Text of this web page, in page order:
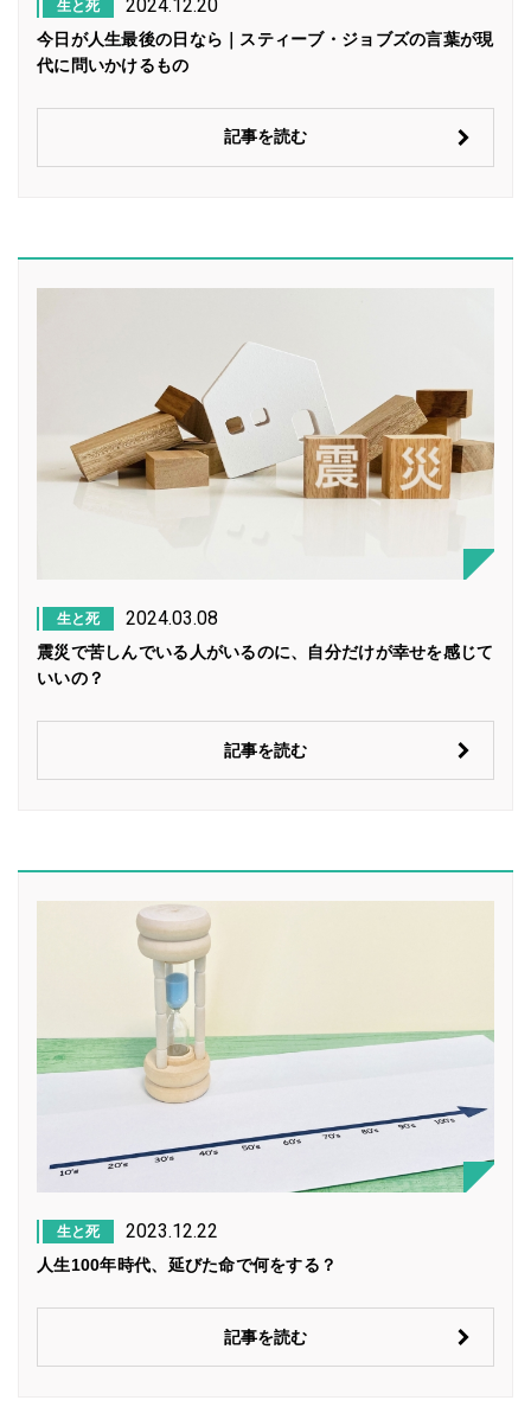
生と死 2024.12.20
今日が人生最後の日なら｜スティーブ・ジョブズの言葉が現
代に問いかけるもの
記事を読む
生と死 2024.03.08
震災で苦しんでいる人がいるのに、自分だけが幸せを感じて
いいの？
記事を読む
生と死 2023.12.22
人生100年時代、延びた命で何をする？
記事を読む